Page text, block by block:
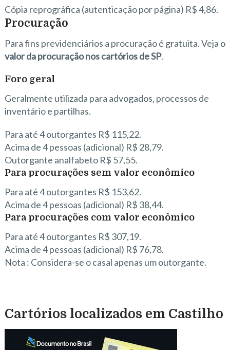
Cópia reprográfica (autenticação por página) R$ 4,86.
Procuração
Para fins previdenciários a procuração é gratuita. Veja o
valor da procuração nos cartórios de SP.
Foro geral
Geralmente utilizada para advogados, processos de
inventário e partilhas.
Para até 4 outorgantes R$ 115,22.
Acima de 4 pessoas (adicional) R$ 28,79.
Outorgante analfabeto R$ 57,55.
Para procurações sem valor econômico
Para até 4 outorgantes R$ 153,62.
Acima de 4 pessoas (adicional) R$ 38,44.
Para procurações com valor econômico
Para até 4 outorgantes R$ 307,19.
Acima de 4 pessoas (adicional) R$ 76,78.
Nota : Considera-se o casal apenas um outorgante.
Cartórios localizados em Castilho